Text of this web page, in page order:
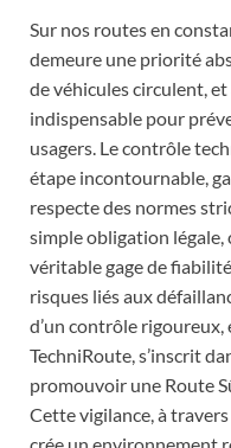
Sur nos routes en
demeure une priorité
de véhicules circulent,
indispensable pour
usagers. Le contrôle
étape incontournable,
respecte des normes
simple obligation
véritable gage de
risques liés aux
d’un contrôle
TechniRoute, s’inscrit
promouvoir une Route
Cette vigilance, à